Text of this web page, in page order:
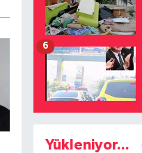
6
Yükleniyor...